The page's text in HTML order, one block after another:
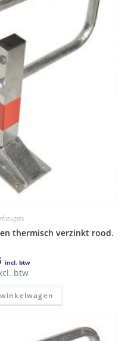
thermisch verzinkt rood.
incl. btw
btw